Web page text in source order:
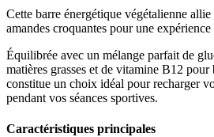
Cette barre énergétique végétalienne
amandes croquantes pour une
Équilibrée avec un mélange parfait de
matières grasses et de vitamine B12
constitue un choix idéal pour recharger
pendant vos séances sportives.
Caractéristiques principales